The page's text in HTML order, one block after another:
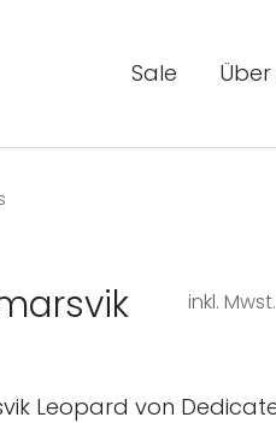
Sale
inkl. Mwst.
Leopard von